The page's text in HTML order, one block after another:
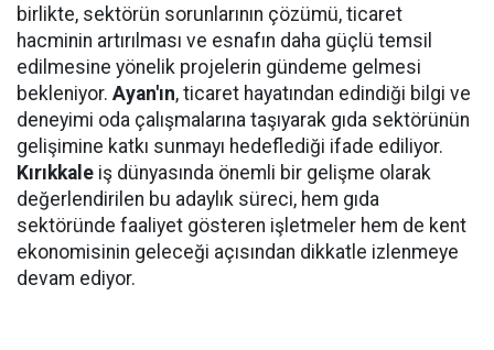
birlikte, sektörün sorunlarının çözümü, ticaret
hacminin artırılması ve esnafın daha güçlü temsil
edilmesine yönelik projelerin gündeme gelmesi
bekleniyor. Ayan'ın, ticaret hayatından edindiği bilgi ve
deneyimi oda çalışmalarına taşıyarak gıda sektörünün
gelişimine katkı sunmayı hedeflediği ifade ediliyor.
Kırıkkale iş dünyasında önemli bir gelişme olarak
değerlendirilen bu adaylık süreci, hem gıda
sektöründe faaliyet gösteren işletmeler hem de kent
ekonomisinin geleceği açısından dikkatle izlenmeye
devam ediyor.